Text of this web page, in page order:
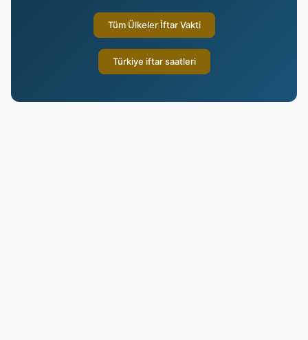
Tüm Ülkeler İftar Vakti
Türkiye iftar saatleri